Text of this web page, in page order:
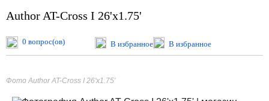
Author AT-Cross I 26'x1.75'
0 вопрос(ов) В избранное В избранное
Фото Author AT-Cross I 26'x1.75'